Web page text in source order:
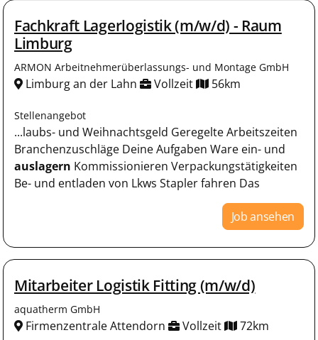
Fachkraft Lagerlogistik (m/w/d) - Raum
Limburg
ARMON Arbeitnehmerüberlassungs- und Montage GmbH
Limburg an der Lahn Vollzeit 56km
Stellenangebot
...laubs- und Weihnachtsgeld Geregelte Arbeitszeiten
Branchenzuschläge Deine Aufgaben Ware ein- und
auslagern Kommissionieren Verpackungstätigkeiten
Be- und entladen von Lkws Stapler fahren Das
Job ansehen
Mitarbeiter Logistik Fitting (m/w/d)
aquatherm GmbH
Firmenzentrale Attendorn Vollzeit 72km